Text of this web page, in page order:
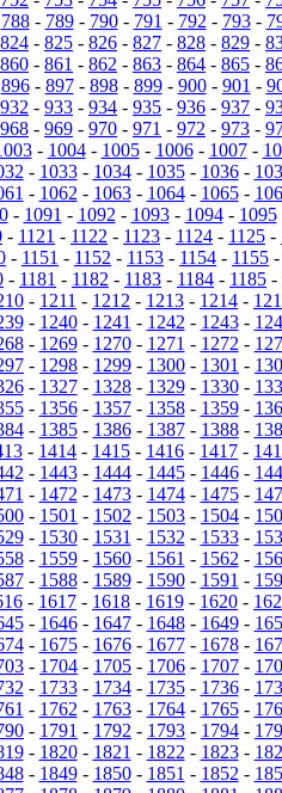
788- 789- 790- 791 - 792 - 793-
824 - 825 - 826 - 827 - 828 - 829 -
860 - 861 - 862 - 863 - 864 - 865 -
896- 897- 898- 899- 900- 901 -
932 - 933 - 934 - 935 - 936 - 937 -
968 - 969 - 970 - 971 - 972 - 973 -
- 1004- 1005- 1006- 1007-
- 1033- 1034- 1035- 1036-
- 1062 - 1063- 1064- 1065-
- 1091 - 1092 - 1093- 1094- 1095
- 1121 - 1122 - 1123 - 1124 - 1125 -
- 1151 - 1152 - 1153 - 1154 - 1155 -
- 1181 - 1182 - 1183 - 1184 - 1185 -
- 1211 - 1212 - 1213 - 1214 -
- 1240- 1241 - 1242 - 1243-
- 1269- 1270- 1271 - 1272 -
- 1298 - 1299 - 1300 - 1301 -
- 1327- 1328- 1329- 1330-
- 1356- 1357- 1358- 1359-
- 1385- 1386- 1387- 1388-
- 1414 - 1415 - 1416 - 1417 -
- 1443- 1444- 1445- 1446-
- 1472 - 1473- 1474- 1475-
- 1501 - 1502 - 1503 - 1504 -
- 1530- 1531 - 1532 - 1533-
- 1559- 1560- 1561 - 1562 -
- 1588- 1589- 1590- 1591 -
- 1617 - 1618 - 1619 - 1620 -
- 1646- 1647- 1648- 1649-
- 1675- 1676- 1677- 1678-
- 1704 - 1705 - 1706 - 1707 -
- 1733- 1734- 1735- 1736-
- 1762 - 1763- 1764- 1765-
- 1791 - 1792 - 1793 - 1794 -
- 1820- 1821 - 1822 - 1823-
- 1849- 1850- 1851 - 1852 -